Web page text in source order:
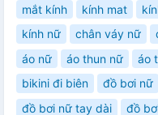
mắt kính kính mat
kính nữ
chân váy nữ
áo nữ
áo thun nữ áo
bikini đi biên
đồ bơi nữ
đồ bơi nữ tay dài
đồ